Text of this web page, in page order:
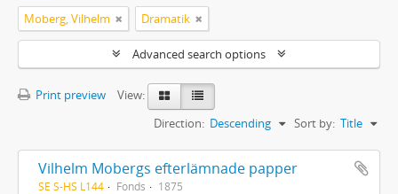
Moberg, Vilhelm Dramatik
Advanced search options
Print preview
View:
Sort by: Title
Direction: Descending
Vilhelm Mobergs efterlämnade papper
SE S-HS L144 Fonds 1875